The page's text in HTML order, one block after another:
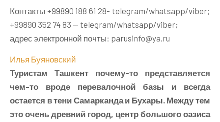
Контакты +99890 188 61 28- telegram/whatsapp/viber;
+99890 352 74 83 — telegram/whatsapp/viber;
адрес электронной почты: parusinfo@ya.ru
Илья Буяновский
Туристам Ташкент почему-то представляется
чем-то вроде перевалочной базы и всегда
остается в тени Самарканда и Бухары. Между тем
это очень древний город, центр большого оазиса